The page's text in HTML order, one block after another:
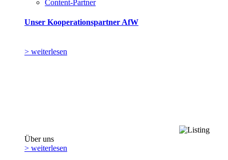
Content-Partner
Unser Kooperationspartner AfW
> weiterlesen
Über uns
> weiterlesen